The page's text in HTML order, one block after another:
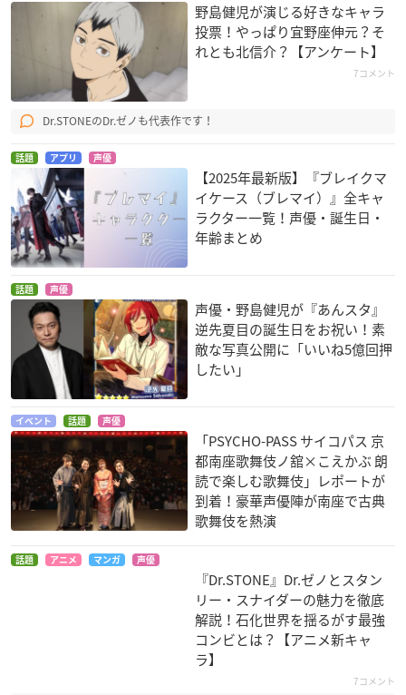
佐藤啓作
桃華月憚
守東春彦
Over Drive
寺尾晃一
マージナルプリンス
～月桂樹の王子達～
アンリ=ユーグ=ド=サ
イノセント・ヴィー
葛城丈
ハチミツとクローバ
竹本祐太（12話）
野島健児が演じる好きなキャラ
投票！やっぱり宜野座伸元？そ
れとも北信介？【アンケート】
7コメント
Dr.STONEのDr.ゼノも代表作です！
話題 アプリ 声優
【2025年最新版】『ブレイクマ
イケース（ブレマイ）』全キャ
ラクター一覧！声優・誕生日・
年齢まとめ
話題 声優
声優・野島健児が『あんスタ』
逆先夏目の誕生日をお祝い！素
敵な写真公開に「いいね5億回押
したい」
イベント 話題 声優
「PSYCHO-PASS サイコパス 京
都南座歌舞伎ノ舘×こえかぶ 朗
読で楽しむ歌舞伎」レポートが
到着！豪華声優陣が南座で古典
歌舞伎を熱演
話題 アニメ マンガ 声優
『Dr.STONE』Dr.ゼノとスタン
リー・スナイダーの魅力を徹底
解説！石化世界を揺るがす最強
コンビとは？【アニメ新キャ
ラ】
7コメント